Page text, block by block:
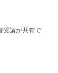
受講が共有で